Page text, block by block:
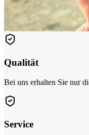
Qualität
Bei uns erhalten Sie nur
Service